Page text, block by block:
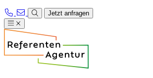
Jetzt anfragen